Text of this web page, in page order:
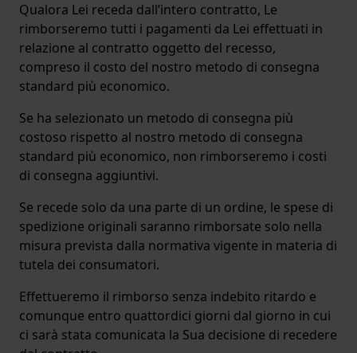
Qualora Lei receda dall’intero contratto, Le
rimborseremo tutti i pagamenti da Lei effettuati in
relazione al contratto oggetto del recesso,
compreso il costo del nostro metodo di consegna
standard più economico.
Se ha selezionato un metodo di consegna più
costoso rispetto al nostro metodo di consegna
standard più economico, non rimborseremo i costi
di consegna aggiuntivi.
Se recede solo da una parte di un ordine, le spese di
spedizione originali saranno rimborsate solo nella
misura prevista dalla normativa vigente in materia di
tutela dei consumatori.
Effettueremo il rimborso senza indebito ritardo e
comunque entro quattordici giorni dal giorno in cui
ci sarà stata comunicata la Sua decisione di recedere